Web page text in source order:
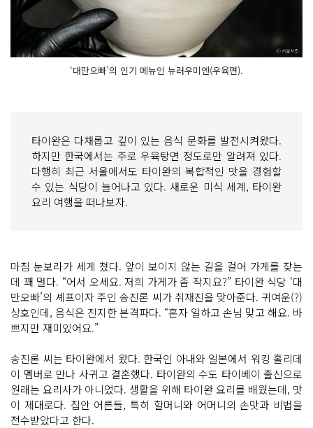
‘대만오빠’의 인기 메뉴인 뉴러우미엔(우육면).
타이완은 다채롭고 깊이 있는 음식 문화를 발전시켜왔다.
하지만 한국에서는 주로 우육탕면 정도로만 알려져 있다.
다행히 최근 서울에서도 타이완의 복합적인 맛을 경험할
수 있는 식당이 늘어나고 있다. 새로운 미식 세계, 타이완
요리 여행을 떠나보자.
마침 눈보라가 세게 쳤다. 앞이 보이지 않는 길을 걸어 가게를 찾는
데 꽤 멀다. “어서 오세요. 저희 가게가 좀 작지요?” 타이완 식당 ‘대
만오빠’의 셰프이자 주인 송진론 씨가 취재진을 맞아준다. 귀여운(?)
상호인데, 음식은 진지한 본격파다. “혼자 일하고 손님 맞고 해요. 바
쁘지만 재미있어요.”
송진론 씨는 타이완에서 왔다. 한국인 아내와 일본에서 워킹 홀리데
이 멤버로 만나 사귀고 결혼했다. 타이완의 수도 타이베이 출신으로
원래는 요리사가 아니었다. 생활을 위해 타이완 요리를 배웠는데, 맛
이 제대로다. 집안 어른들, 특히 할머니와 어머니의 손맛과 비법을
전수받았다고 한다.